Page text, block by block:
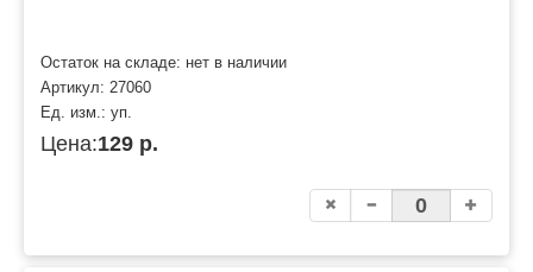
Остаток на складе: нет в наличии
Артикул: 27060
Ед. изм.: уп.
Цена:129 р.